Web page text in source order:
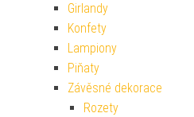
Girlandy
Konfety
Lampiony
Piňaty
Závěsné dekorace
Rozety